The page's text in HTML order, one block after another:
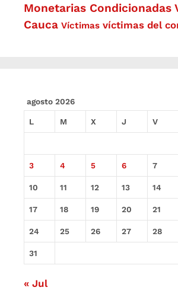
Monetarias Condicionadas
Cauca Víctimas víctimas del
agosto 2026
L M X J V
3 4 5 6 7
10 11 12 13 14
17 18 19 20 21
24 25 26 27 28
31
« Jul